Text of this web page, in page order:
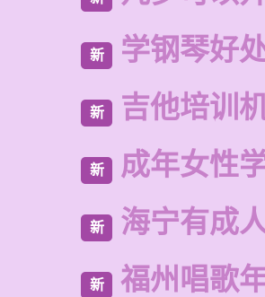
新 学钢琴好
新 吉他培训
新 成年女性
新 海宁有成
新 福州唱歌